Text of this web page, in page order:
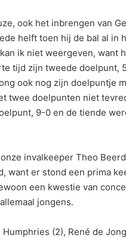
ook het inbrengen van
helft toen hij de bal al in
ik niet weergeven, want
tijd zijn tweede doelpunt,
ook nog zijn doelpuntje
twee doelpunten niet
9-0 en de tiende
invalkeeper Theo
want er stond een prima
een kwestie van
jongens.
(2), René de